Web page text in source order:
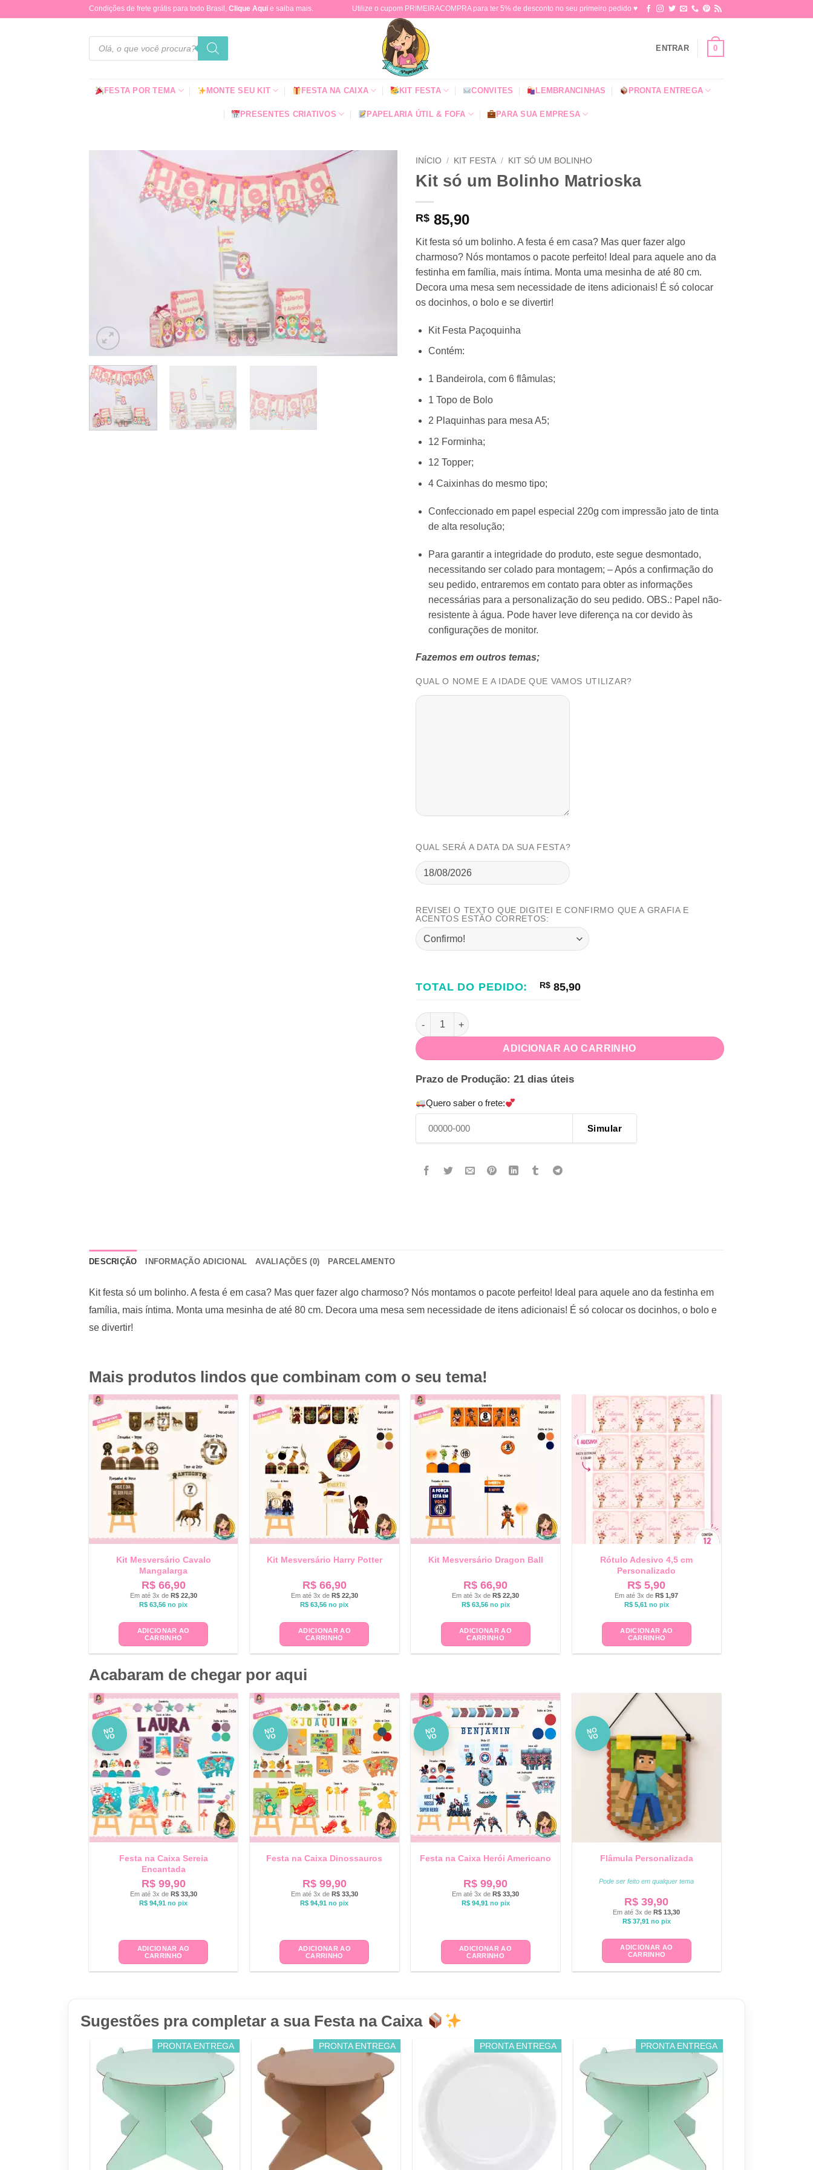
Condições de frete grátis para todo Brasil, Clique Aqui e saiba mais. Utilize o cupom PRIMEIRACOMPRA para ter 5% de desconto no seu primeiro pedido ♥​
Pesquisar
produtos
ENTRAR 0
FESTA POR TEMA MONTE SEU KIT FESTA NA CAIXA KIT FESTA CONVITES LEMBRANCINHAS PRONTA ENTREGA
PRESENTES CRIATIVOS PAPELARIA ÚTIL & FOFA PARA SUA EMPRESA
INÍCIO / KIT FESTA / KIT SÓ UM BOLINHO
Kit só um Bolinho Matrioska
R$ 85,90
Kit festa só um bolinho. A festa é em casa? Mas quer fazer algo
charmoso? Nós montamos o pacote perfeito! Ideal para aquele ano da
festinha em família, mais íntima. Monta uma mesinha de até 80 cm.
Decora uma mesa sem necessidade de itens adicionais! É só colocar
os docinhos, o bolo e se divertir!
Kit Festa Paçoquinha
Contém:
1 Bandeirola, com 6 flâmulas;
1 Topo de Bolo
2 Plaquinhas para mesa A5;
12 Forminha;
12 Topper;
4 Caixinhas do mesmo tipo;
Confeccionado em papel especial 220g com impressão jato de tinta
de alta resolução;
Para garantir a integridade do produto, este segue desmontado,
necessitando ser colado para montagem; – Após a confirmação do
seu pedido, entraremos em contato para obter as informações
necessárias para a personalização do seu pedido. OBS.: Papel não-
resistente à água. Pode haver leve diferença na cor devido às
configurações de monitor.
Fazemos em outros temas;
QUAL O NOME E A IDADE QUE VAMOS UTILIZAR?
QUAL SERÁ A DATA DA SUA FESTA?
REVISEI O TEXTO QUE DIGITEI E CONFIRMO QUE A GRAFIA E
ACENTOS ESTÃO CORRETOS:
TOTAL DO PEDIDO: R$ 85,90
Kit só um Bolinho Matrioska quantidade
ADICIONAR AO CARRINHO
Prazo de Produção: 21 dias úteis
Quero saber o frete:
Simular
DESCRIÇÃO INFORMAÇÃO ADICIONAL AVALIAÇÕES (0) PARCELAMENTO
Kit festa só um bolinho. A festa é em casa? Mas quer fazer algo charmoso? Nós montamos o pacote perfeito! Ideal para aquele ano da festinha em
família, mais íntima. Monta uma mesinha de até 80 cm. Decora uma mesa sem necessidade de itens adicionais! É só colocar os docinhos, o bolo e
se divertir!
Mais produtos lindos que combinam com o seu tema!
Kit Mesversário Cavalo
Mangalarga
R$66,90
Em até 3x de R$22,30
R$ 63,56 no pix
ADICIONAR AO
CARRINHO
Kit Mesversário Harry Potter
R$66,90
Em até 3x de R$22,30
R$ 63,56 no pix
ADICIONAR AO
CARRINHO
Kit Mesversário Dragon Ball
R$ 66,90
Em até 3x deR$ 22,30
R$63,56 no pix
ADICIONAR AO
CARRINHO
Rótulo Adesivo 4,5 cm
Personalizado
R$ 5,90
Em até 3x deR$ 1,97
R$5,61 no pix
ADICIONAR AO
CARRINHO
Acabaram de chegar por aqui
NO
VO
Festa na Caixa Sereia
Encantada
R$99,90
Em até 3x de R$33,30
R$ 94,91 no pix
ADICIONAR AO
CARRINHO
NO
VO
Festa na Caixa Dinossauros
R$99,90
Em até 3x de R$33,30
R$ 94,91 no pix
ADICIONAR AO
CARRINHO
NO
VO
Festa na Caixa Herói Americano
R$ 99,90
Em até 3x deR$ 33,30
R$94,91 no pix
ADICIONAR AO
CARRINHO
NO
VO
Flâmula Personalizada
Pode ser feito em qualquer tema
R$ 39,90
Em até 3x deR$ 13,30
R$37,91 no pix
ADICIONAR AO
CARRINHO
Sugestões pra completar a sua Festa na Caixa
PRONTA ENTREGA PRONTA ENTREGA PRONTA ENTREGA PRONTA ENTREGA